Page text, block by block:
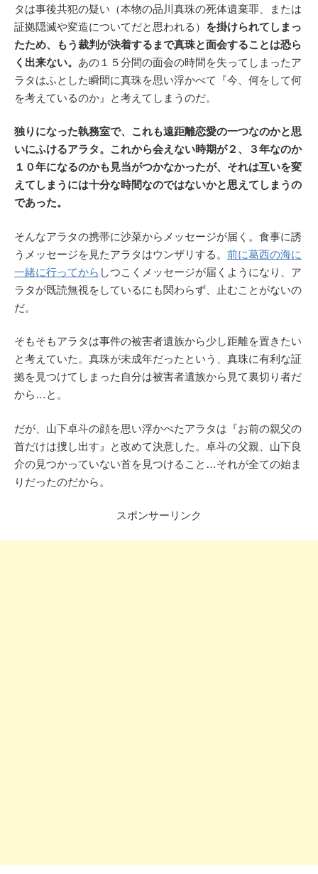
タは事後共犯の疑い（本物の品川真珠の死体遺棄罪、または
証拠隠滅や変造についてだと思われる） を掛けられてしまっ
たため、もう裁判が決着するまで真珠と面会することは恐ら
く出来ない。 あの１５分間の面会の時間を失ってしまったア
ラタはふとした瞬間に真珠を思い浮かべて『今、何をして何
を考えているのか』と考えてしまうのだ。
独りになった執務室で、これも遠距離恋愛の一つなのかと思
いにふけるアラタ。これから会えない時期が２、３年なのか
１０年になるのかも見当がつかなかったが、それは互いを変
えてしまうには十分な時間なのではないかと思えてしまうの
であった。
そんなアラタの携帯に沙菜からメッセージが届く。食事に誘
うメッセージを見たアラタはウンザリする。 前に葛西の海に
一緒に行ってから しつこくメッセージが届くようになり、ア
ラタが既読無視をしているにも関わらず、止むことがないの
だ。
そもそもアラタは事件の被害者遺族から少し距離を置きたい
と考えていた。真珠が未成年だったという、真珠に有利な証
拠を見つけてしまった自分は被害者遺族から見て裏切り者だ
から…と。
だが、山下卓斗の顔を思い浮かべたアラタは『お前の親父の
首だけは捜し出す』と改めて決意した。卓斗の父親、山下良
介の見つかっていない首を見つけること…それが全ての始ま
りだったのだから。
スポンサーリンク